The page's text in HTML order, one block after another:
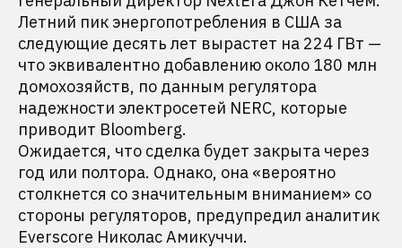
Летний пик энергопотребления в США за
следующие десять лет вырастет на 224 ГВт —
что эквивалентно добавлению около 180 млн
домохозяйств, по данным регулятора
надежности электросетей NERC, которые
приводит Bloomberg.
Ожидается, что сделка будет закрыта через
год или полтора. Однако, она «вероятно
столкнется со значительным вниманием» со
стороны регуляторов, предупредил аналитик
Everscore Николас Амикуччи.